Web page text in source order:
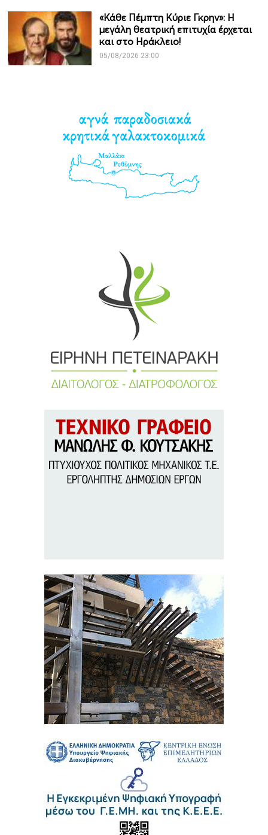
«Κάθε Πέμπτη Κύριε Γκρην»: Η
μεγάλη θεατρική επιτυχία έρχεται
και στο Ηράκλειο!
05/08/2026 23:00